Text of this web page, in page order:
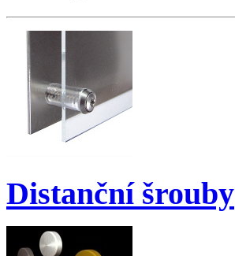
Distanční šrouby